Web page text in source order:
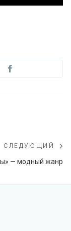
СЛЕДУЮЩИЙ
— модный жанр